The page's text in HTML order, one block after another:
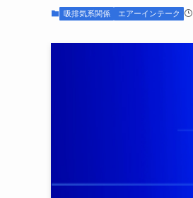
吸排気系関係 エアーインテーク